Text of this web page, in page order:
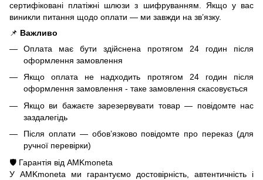
сертифіковані платіжні шлюзи з шифруванням. Якщо у вас
виникли питання щодо оплати — ми завжди на зв’язку.
📌 Важливо
Оплата має бути здійснена протягом 24 годин після
оформлення замовлення
Якщо оплата не надходить протягом 24 годин після
оформлення замовлення - таке замовлення скасовується
Якщо ви бажаєте зарезервувати товар — повідомте нас
заздалегідь
Після оплати — обов’язково повідомте про переказ (для
ручної перевірки)
🛡️ Гарантія від AMKmoneta
У AMKmoneta ми гарантуємо достовірність, автентичність і